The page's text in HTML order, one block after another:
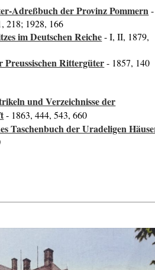
Adreßbuch der Provinz Pommern-
218; 1928, 166
im Deutschen Reiche- I, II, 1879,
Rittergüter- 1857, 140
und Verzeichnisse der
- 1863, 444, 543, 660
Taschenbuch der Uradeligen